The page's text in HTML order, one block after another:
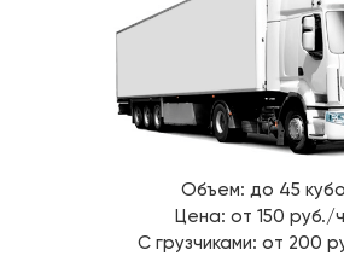
Объем: до 45
Цена: от 150 руб./
С грузчиками: от 200